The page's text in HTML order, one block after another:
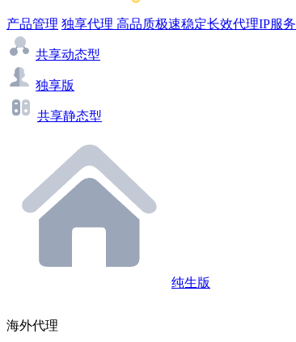
产品管理 独享代理 高品质极速稳定长效代理IP服务
共享动态型
独享版
共享静态型
纯生版
海外代理